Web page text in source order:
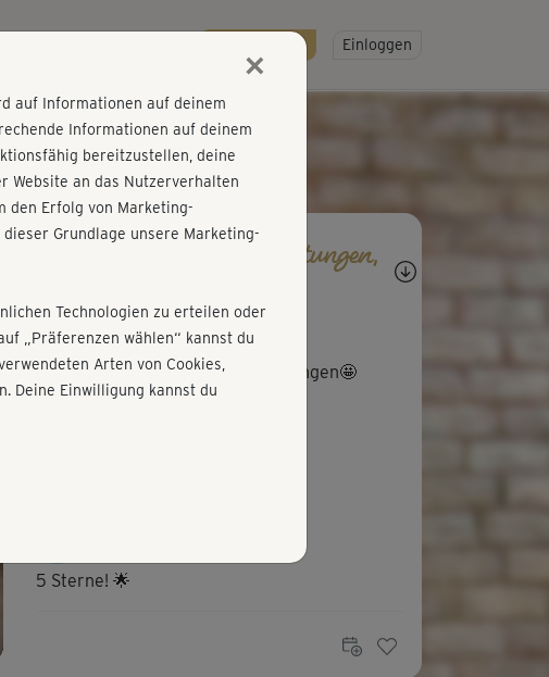
Gratis testen! Einloggen
Fragen, Antworten, Bewertungen,
S
Simone740
Super Kurs, einfach effektive Übungen🤩
5 Sterne! 🌟
×
auf Informationen auf deinem
Informationen auf deinem
bereitzustellen, deine
Website an das Nutzerverhalten
den Erfolg von Marketing-
Grundlage unsere Marketing-
Technologien zu erteilen oder
„Präferenzen wählen“ kannst du
Arten von Cookies,
Deine Einwilligung kannst du